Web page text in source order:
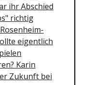
ihr Abschied
richtig
eigentlich
Karin
Zukunft bei